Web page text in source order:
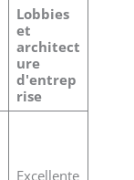
Lobbies
et
architect
ure
d'entrep
rise
Excellente